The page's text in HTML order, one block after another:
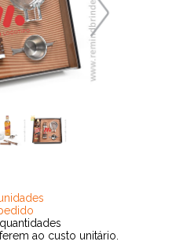
ao custo unitário.